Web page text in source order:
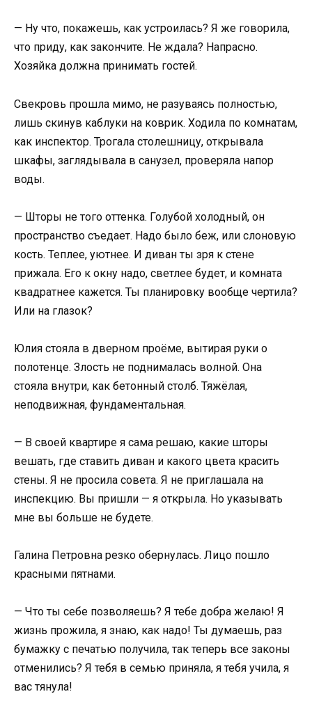
— Ну что, покажешь, как устроилась? Я же говорила,
что приду, как закончите. Не ждала? Напрасно.
Хозяйка должна принимать гостей.
Свекровь прошла мимо, не разуваясь полностью,
лишь скинув каблуки на коврик. Ходила по комнатам,
как инспектор. Трогала столешницу, открывала
шкафы, заглядывала в санузел, проверяла напор
воды.
— Шторы не того оттенка. Голубой холодный, он
пространство съедает. Надо было беж, или слоновую
кость. Теплее, уютнее. И диван ты зря к стене
прижала. Его к окну надо, светлее будет, и комната
квадратнее кажется. Ты планировку вообще чертила?
Или на глазок?
Юлия стояла в дверном проёме, вытирая руки о
полотенце. Злость не поднималась волной. Она
стояла внутри, как бетонный столб. Тяжёлая,
неподвижная, фундаментальная.
— В своей квартире я сама решаю, какие шторы
вешать, где ставить диван и какого цвета красить
стены. Я не просила совета. Я не приглашала на
инспекцию. Вы пришли — я открыла. Но указывать
мне вы больше не будете.
Галина Петровна резко обернулась. Лицо пошло
красными пятнами.
— Что ты себе позволяешь? Я тебе добра желаю! Я
жизнь прожила, я знаю, как надо! Ты думаешь, раз
бумажку с печатью получила, так теперь все законы
отменились? Я тебя в семью приняла, я тебя учила, я
вас тянула!